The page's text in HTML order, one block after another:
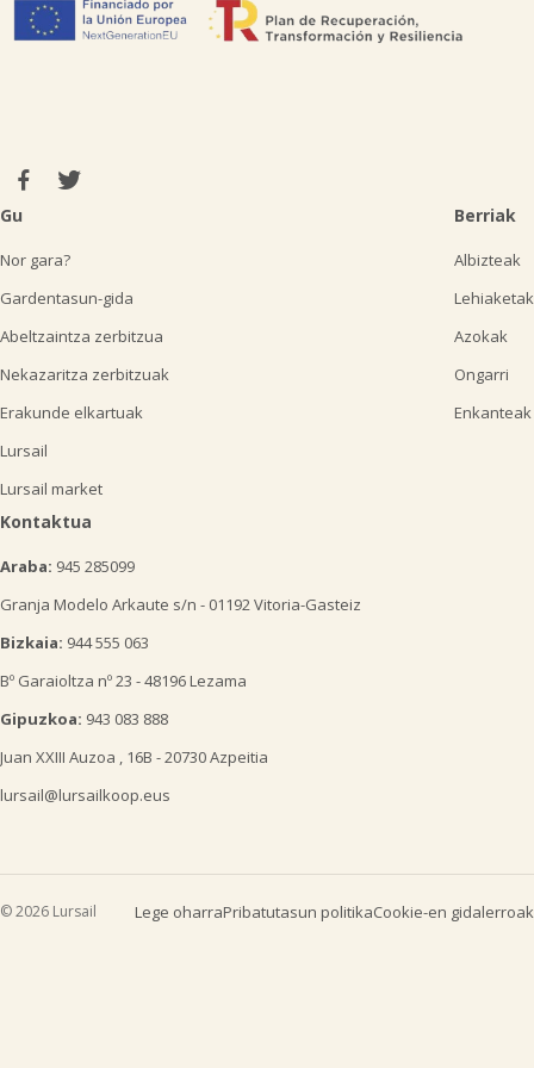
Gu
Nor gara?
Gardentasun-gida
Abeltzaintza zerbitzua
Nekazaritza zerbitzuak
Erakunde elkartuak
Lursail
Lursail market
Berriak
Albizteak
Lehiaketak
Azokak
Ongarri
Enkanteak
Kontaktua
Araba: 945 285099
Granja Modelo Arkaute s/n - 01192 Vitoria-Gasteiz
Bizkaia: 944 555 063
Bº Garaioltza nº 23 - 48196 Lezama
Gipuzkoa: 943 083 888
Juan XXIII Auzoa , 16B - 20730 Azpeitia
lursail@lursailkoop.eus
© 2026 Lursail Lege oharraPribatutasun politikaCookie-en gidalerroak